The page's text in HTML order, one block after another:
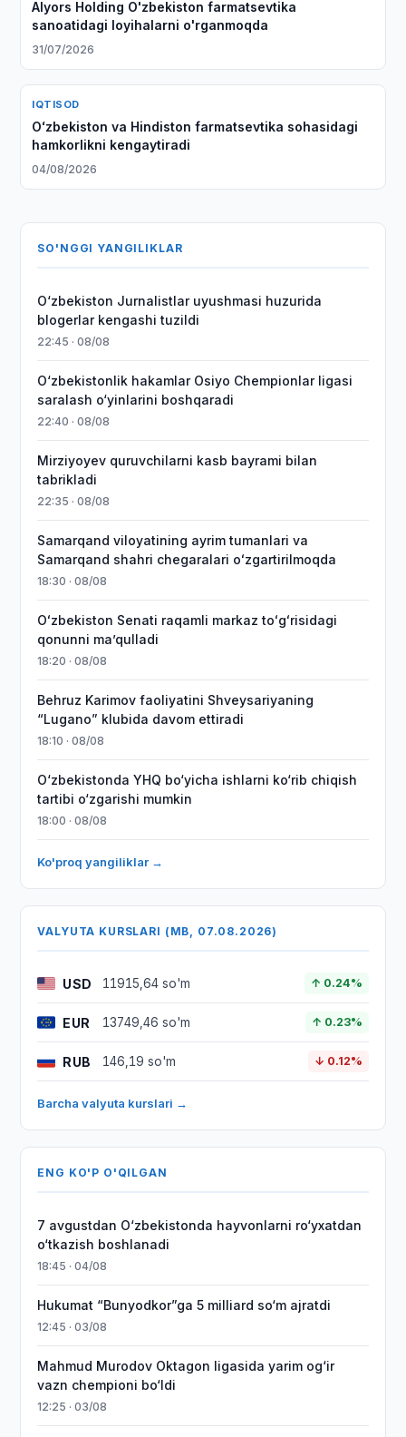
Alyors Holding O'zbekiston farmatsevtika
sanoatidagi loyihalarni o'rganmoqda
31/07/2026
IQTISOD
Oʻzbekiston va Hindiston farmatsevtika sohasidagi
hamkorlikni kengaytiradi
04/08/2026
SO'NGGI YANGILIKLAR
O‘zbekiston Jurnalistlar uyushmasi huzurida
blogerlar kengashi tuzildi
22:45 · 08/08
O‘zbekistonlik hakamlar Osiyo Chempionlar ligasi
saralash o‘yinlarini boshqaradi
22:40 · 08/08
Mirziyoyev quruvchilarni kasb bayrami bilan
tabrikladi
22:35 · 08/08
Samarqand viloyatining ayrim tumanlari va
Samarqand shahri chegaralari oʻzgartirilmoqda
18:30 · 08/08
Oʻzbekiston Senati raqamli markaz toʻgʻrisidagi
qonunni maʼqulladi
18:20 · 08/08
Behruz Karimov faoliyatini Shveysariyaning
“Lugano” klubida davom ettiradi
18:10 · 08/08
O‘zbekistonda YHQ bo‘yicha ishlarni ko‘rib chiqish
tartibi o‘zgarishi mumkin
18:00 · 08/08
Ko'proq yangiliklar →
VALYUTA KURSLARI (MB, 07.08.2026)
USD 11915,64 so'm ↑ 0.24%
EUR 13749,46 so'm ↑ 0.23%
RUB 146,19 so'm ↓ 0.12%
Barcha valyuta kurslari →
ENG KO'P O'QILGAN
7 avgustdan O‘zbekistonda hayvonlarni ro‘yxatdan
o‘tkazish boshlanadi
18:45 · 04/08
Hukumat “Bunyodkor”ga 5 milliard so‘m ajratdi
12:45 · 03/08
Mahmud Murodov Oktagon ligasida yarim og‘ir
vazn chempioni bo‘ldi
12:25 · 03/08